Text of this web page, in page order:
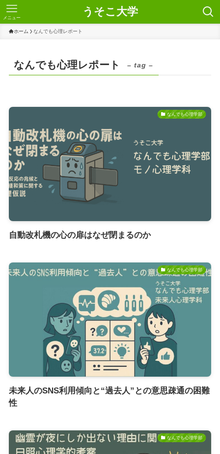
うそこ大学
メニュー
ホーム なんでも心理レポート
なんでも心理レポート – tag –
なんでも心理学部
自動改札機の心の扉はなぜ閉まるのか
なんでも心理学部
未来人のSNS利用傾向と“過去人”との意思疎通の困難
性
なんでも心理学部